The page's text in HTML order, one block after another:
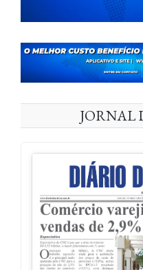
JORNAL